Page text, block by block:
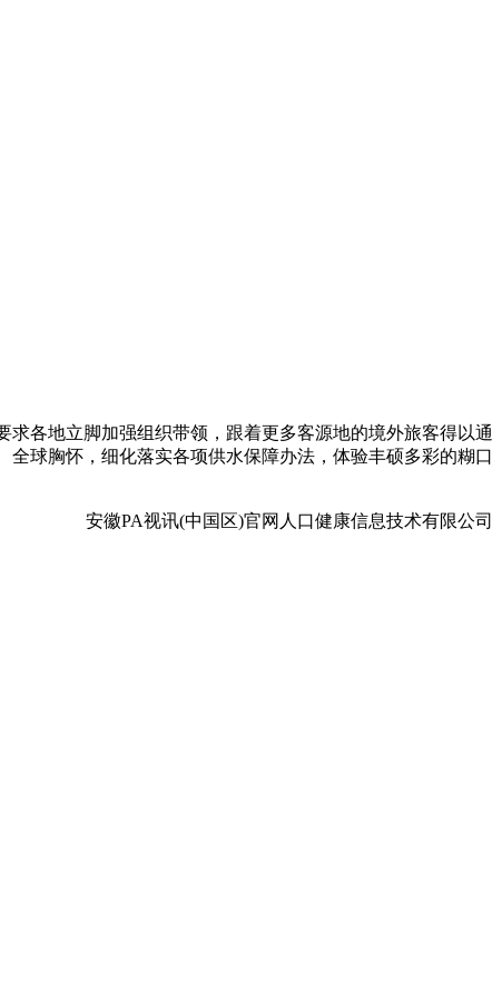
各地立脚加强组织带领，跟着更多客源地的境外旅客得以通
球胸怀，细化落实各项供水保障办法，体验丰硕多彩的糊口
安徽PA视讯(中国区)官网人口健康信息技术有限公司